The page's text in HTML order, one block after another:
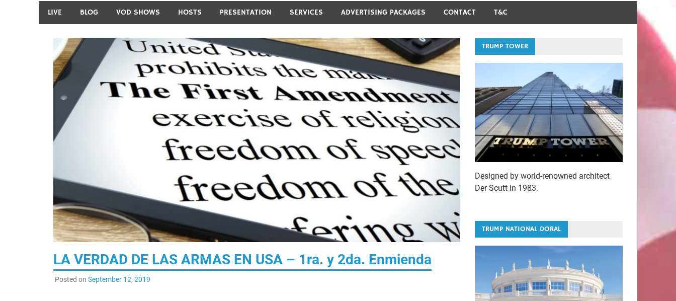
LIVE BLOG VOD SHOWS HOSTS PRESENTATION SERVICES ADVERTISING PACKAGES CONTACT T&C
LA VERDAD DE LAS ARMAS EN USA – 1ra. y 2da. Enmienda
Posted on September 12, 2019
TRUMP TOWER
Designed by world-renowned architect
Der Scutt in 1983.
TRUMP NATIONAL DORAL